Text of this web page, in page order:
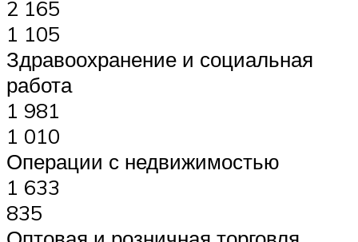
2 165
1 105
Здравоохранение и социальная
работа
1 981
1 010
Операции с недвижимостью
1 633
835